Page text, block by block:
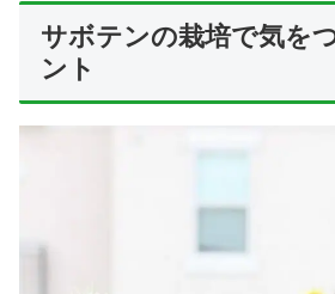
サボテンの栽培で気を
ント